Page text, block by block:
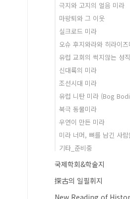
극지와 고지의 얼음 미라
마왕퇴와 그 이웃
실크로드 미라
오슈 후지와라와 히라이즈
유럽 교회의 썩지않는 성
신대륙의 미라
조선시대 미라
유럽 니탄 미라 (Bog
북극 동물미라
우연이 만든 미라
미라 너머, 뼈를 남긴 사람
기타_준비중
국제학회&학술지
探古의 일필휘지
New Reading of